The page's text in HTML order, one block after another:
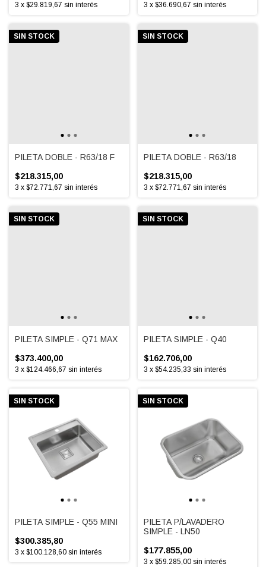
3 x $29.819,67 sin interés 3 x $36.690,67 sin interés
SIN STOCK
PILETA DOBLE - R63/18 F
$218.315,00
3 x $72.771,67 sin interés
SIN STOCK
PILETA DOBLE - R63/18
$218.315,00
3 x $72.771,67 sin interés
SIN STOCK
PILETA SIMPLE - Q71 MAX
$373.400,00
3 x $124.466,67 sin interés
SIN STOCK
PILETA SIMPLE - Q40
$162.706,00
3 x $54.235,33 sin interés
SIN STOCK
PILETA SIMPLE - Q55 MINI
$300.385,80
3 x $100.128,60 sin interés
SIN STOCK
PILETA P/LAVADERO
SIMPLE - LN50
$177.855,00
3 x $59.285,00 sin interés